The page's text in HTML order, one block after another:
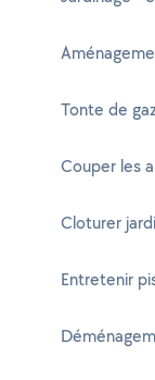
Tonte de
Couper les
Cloturer
Entretenir